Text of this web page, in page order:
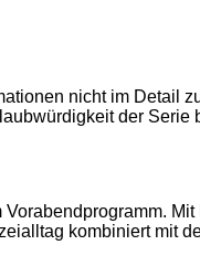
nicht im Detail
der Serie
kombiniert mit